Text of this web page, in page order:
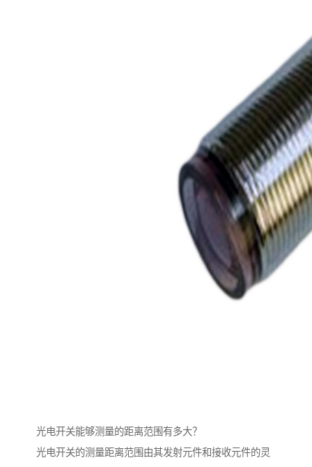
光电开关能够测量的距离范围有多大？
光电开关的测量距离范围由其发射元件和接收元件的灵